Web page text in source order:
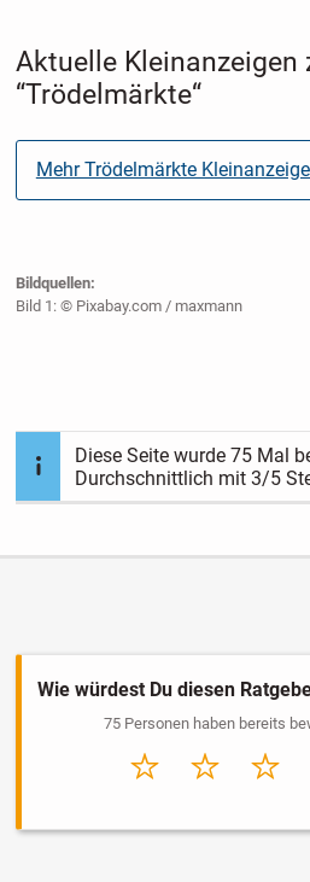
Aktuelle Kleinanzeigen
“Trödelmärkte“
Mehr Trödelmärkte
Bildquellen:
Bild 1: © Pixabay.com / maxmann
Diese Seite wurde75 Mal
Durchschnittlich mit3/5
Wie würdest Du diesen
75 Personen haben bereits